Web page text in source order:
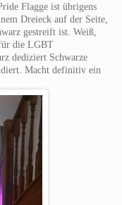
Flagge ist übrigens
Dreieck auf der Seite,
gestreift ist. Weiß,
die LGBT
dediziert Schwarze
Macht definitiv ein